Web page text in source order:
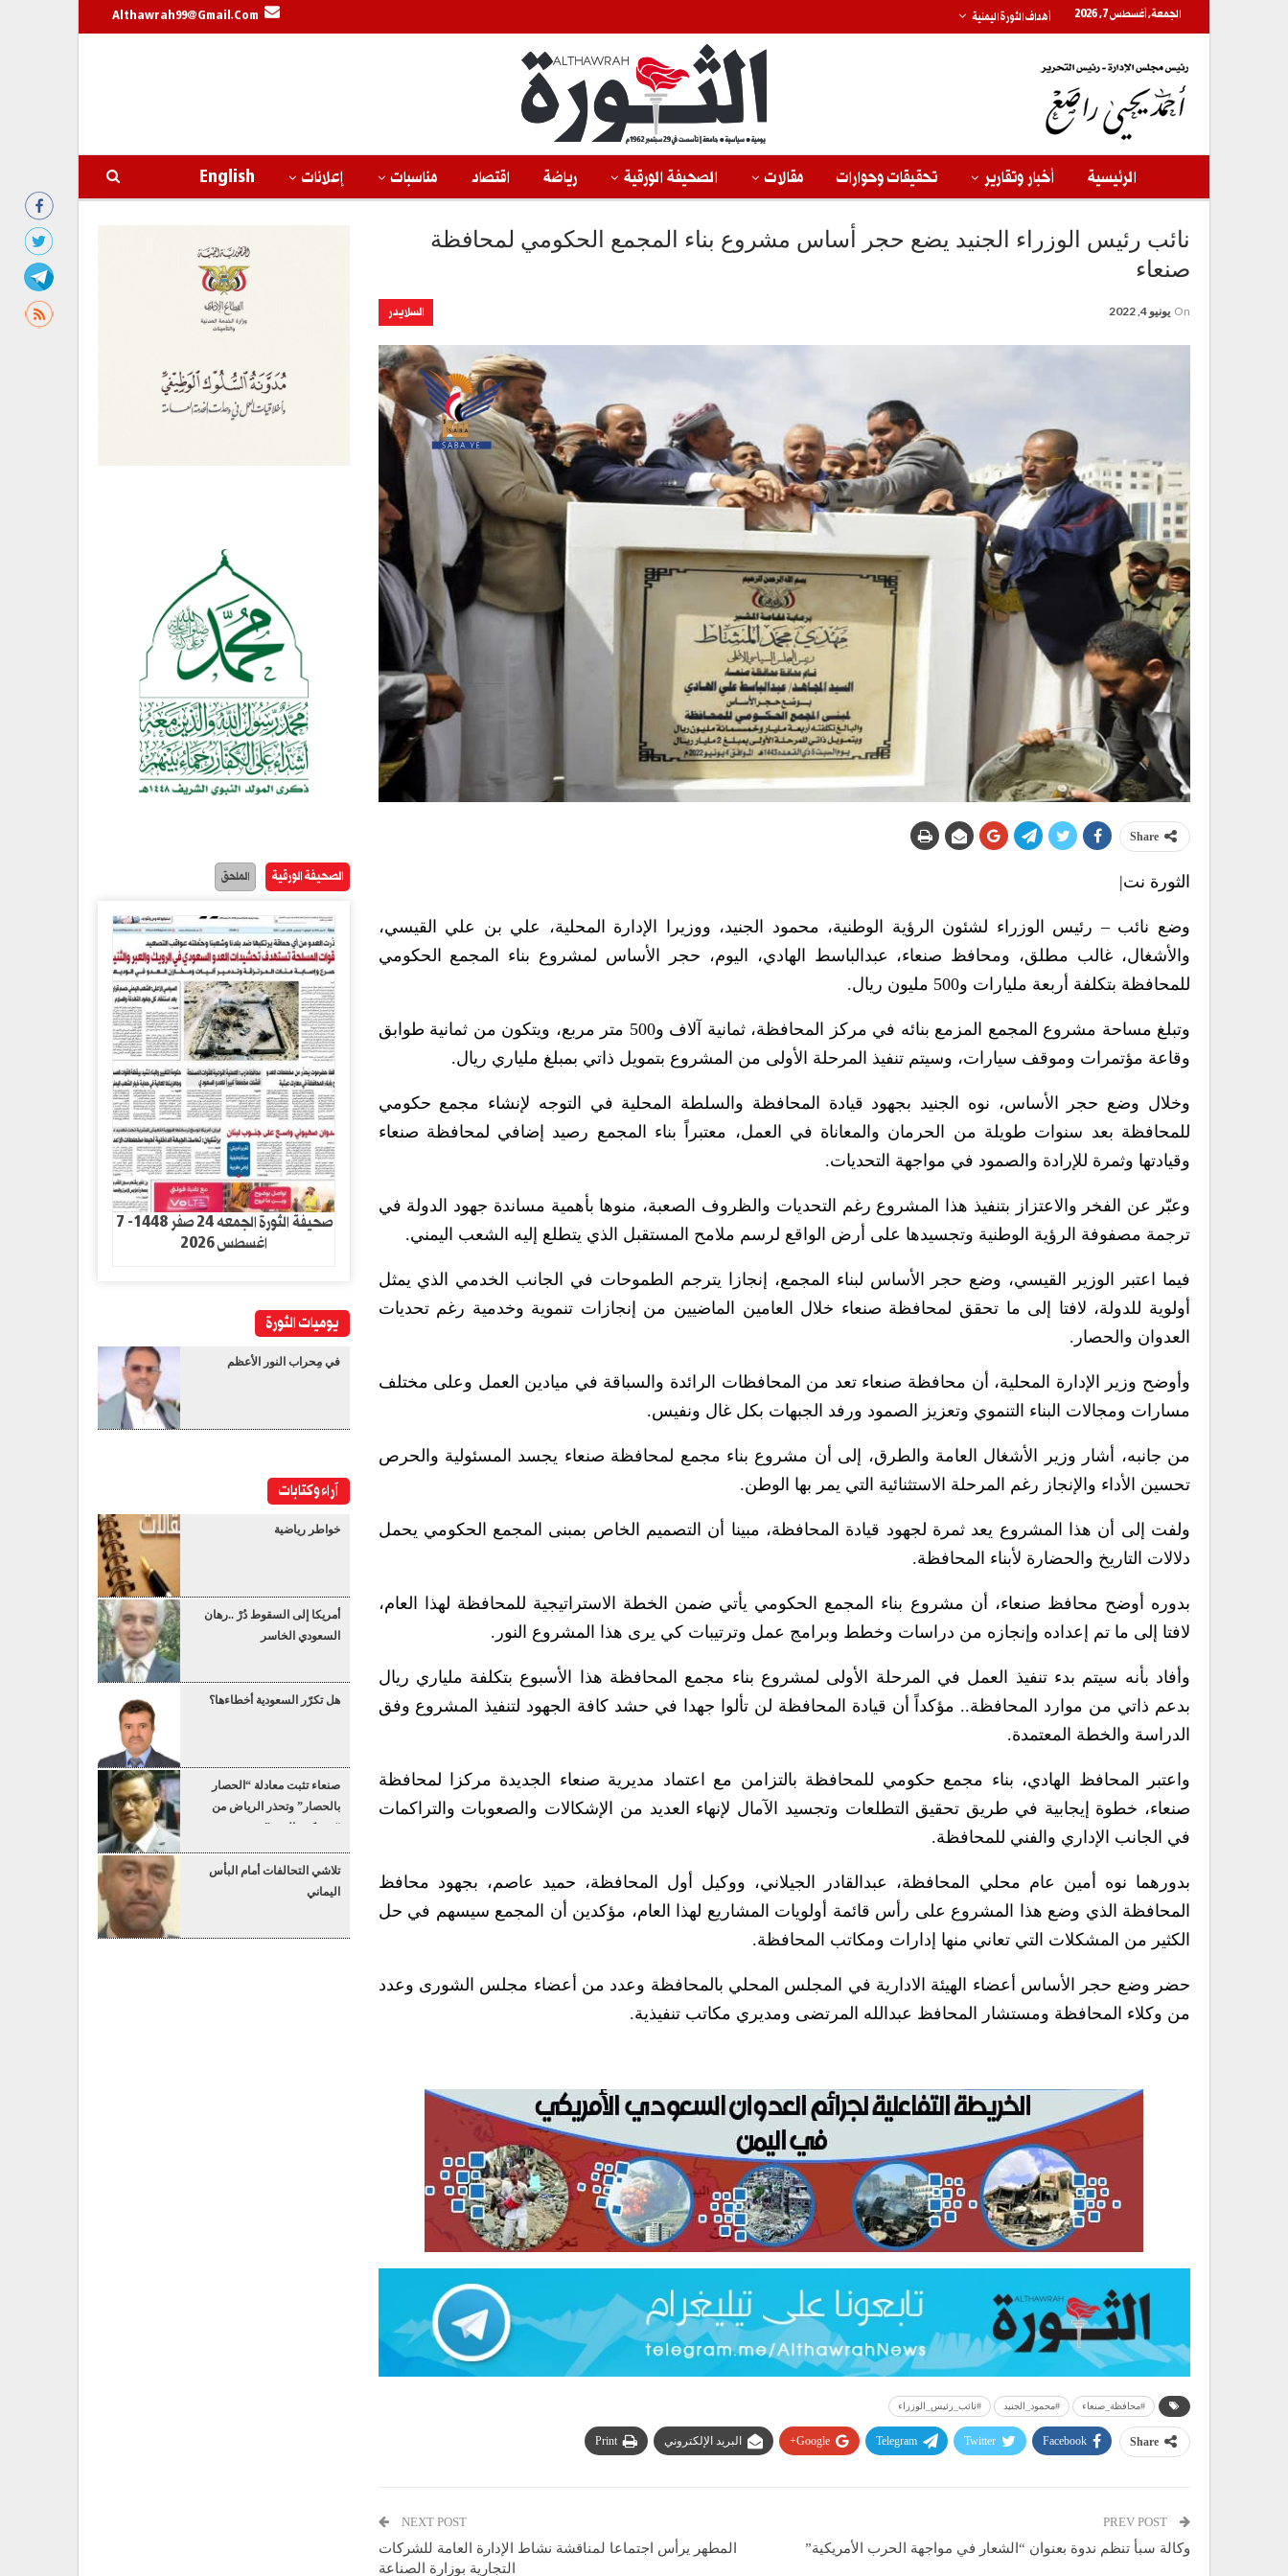
الجمعة, أغسطس 7, 2026 أهداف الثورة اليمنية Althawrah99@gmail.com
الرئيسية أخبار وتقارير تحقيقات وحوارات مقالات الصحيفة الورقية رياضة اقتصاد مناسبات إعلانات English
نائب رئيس الوزراء الجنيد يضع حجر أساس مشروع بناء المجمع الحكومي لمحافظة
صنعاء
السلايدر On يونيو 4, 2022
Share
الثورة نت|
وضع نائب – رئيس الوزراء لشئون الرؤية الوطنية، محمود الجنيد، ووزيرا الإدارة المحلية، علي بن علي القيسي،
والأشغال، غالب مطلق، ومحافظ صنعاء، عبدالباسط الهادي، اليوم، حجر الأساس لمشروع بناء المجمع الحكومي
للمحافظة بتكلفة أربعة مليارات و500 مليون ريال.
وتبلغ مساحة مشروع المجمع المزمع بنائه في مركز المحافظة، ثمانية آلاف و500 متر مربع، ويتكون من ثمانية طوابق
وقاعة مؤتمرات وموقف سيارات، وسيتم تنفيذ المرحلة الأولى من المشروع بتمويل ذاتي بمبلغ ملياري ريال.
وخلال وضع حجر الأساس، نوه الجنيد بجهود قيادة المحافظة والسلطة المحلية في التوجه لإنشاء مجمع حكومي
للمحافظة بعد سنوات طويلة من الحرمان والمعاناة في العمل، معتبراً بناء المجمع رصيد إضافي لمحافظة صنعاء
وقيادتها وثمرة للإرادة والصمود في مواجهة التحديات.
وعبّر عن الفخر والاعتزاز بتنفيذ هذا المشروع رغم التحديات والظروف الصعبة، منوها بأهمية مساندة جهود الدولة في
ترجمة مصفوفة الرؤية الوطنية وتجسيدها على أرض الواقع لرسم ملامح المستقبل الذي يتطلع إليه الشعب اليمني.
فيما اعتبر الوزير القيسي، وضع حجر الأساس لبناء المجمع، إنجازا يترجم الطموحات في الجانب الخدمي الذي يمثل
أولوية للدولة، لافتا إلى ما تحقق لمحافظة صنعاء خلال العامين الماضيين من إنجازات تنموية وخدمية رغم تحديات
العدوان والحصار.
وأوضح وزير الإدارة المحلية، أن محافظة صنعاء تعد من المحافظات الرائدة والسباقة في ميادين العمل وعلى مختلف
مسارات ومجالات البناء التنموي وتعزيز الصمود ورفد الجبهات بكل غال ونفيس.
من جانبه، أشار وزير الأشغال العامة والطرق، إلى أن مشروع بناء مجمع لمحافظة صنعاء يجسد المسئولية والحرص
تحسين الأداء والإنجاز رغم المرحلة الاستثنائية التي يمر بها الوطن.
ولفت إلى أن هذا المشروع يعد ثمرة لجهود قيادة المحافظة، مبينا أن التصميم الخاص بمبنى المجمع الحكومي يحمل
دلالات التاريخ والحضارة لأبناء المحافظة.
بدوره أوضح محافظ صنعاء، أن مشروع بناء المجمع الحكومي يأتي ضمن الخطة الاستراتيجية للمحافظة لهذا العام،
لافتا إلى ما تم إعداده وإنجازه من دراسات وخطط وبرامج عمل وترتيبات كي يرى هذا المشروع النور.
وأفاد بأنه سيتم بدء تنفيذ العمل في المرحلة الأولى لمشروع بناء مجمع المحافظة هذا الأسبوع بتكلفة ملياري ريال
بدعم ذاتي من موارد المحافظة.. مؤكداً أن قيادة المحافظة لن تألوا جهدا في حشد كافة الجهود لتنفيذ المشروع وفق
الدراسة والخطة المعتمدة.
واعتبر المحافظ الهادي، بناء مجمع حكومي للمحافظة بالتزامن مع اعتماد مديرية صنعاء الجديدة مركزا لمحافظة
صنعاء، خطوة إيجابية في طريق تحقيق التطلعات وتجسيد الآمال لإنهاء العديد من الإشكالات والصعوبات والتراكمات
في الجانب الإداري والفني للمحافظة.
بدورهما نوه أمين عام محلي المحافظة، عبدالقادر الجيلاني، ووكيل أول المحافظة، حميد عاصم، بجهود محافظ
المحافظة الذي وضع هذا المشروع على رأس قائمة أولويات المشاريع لهذا العام، مؤكدين أن المجمع سيسهم في حل
الكثير من المشكلات التي تعاني منها إدارات ومكاتب المحافظة.
حضر وضع حجر الأساس أعضاء الهيئة الادارية في المجلس المحلي بالمحافظة وعدد من أعضاء مجلس الشورى وعدد
من وكلاء المحافظة ومستشار المحافظ عبدالله المرتضى ومديري مكاتب تنفيذية.
#محافظة_صنعاء #محمود_الجنيد #نائب_رئيس_الوزراء
Share
Facebook
Twitter
Telegram
Google+ البريد الإلكتروني Print
وكالة سبأ تنظم ندوة بعنوان “الشعار في مواجهة الحرب الأمريكية”
NEXT POST
المطهر يرأس اجتماعا لمناقشة نشاط الإدارة العامة للشركات
التجارية بوزارة الصناعة
الصحيفة الورقية الملحق
صحيفة الثورة الجمعه 24 صفر 1448- 7
اغسطس 2026
يوميات الثورة
في مِحراب النور الأعظم
آراء وكتابات
خواطر رياضية
أمريكا إلى السقوط دُرْ ..رهان
السعودي الخاسر
هل تكرّر السعودية أخطاءها؟
صنعاء تثبت معادلة “الحصار
بالحصار” وتحذر الرياض من
“عسكرة البحر”
تلاشي التحالفات أمام البأس
اليماني